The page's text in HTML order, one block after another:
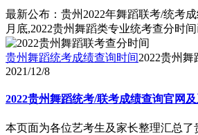
最新公布：贵州2022年舞蹈联考/统考
月底,2022贵州舞蹈类专业统考查分时间
贵州舞蹈统考成绩查询时间2022贵州
2021/12/8
2022贵州舞蹈统考/联考成绩查询官网及
本页面为各位艺考生及家长整理汇总了